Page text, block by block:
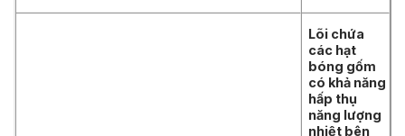
Lõi chứa
các hạt
bóng gốm
có khả năng
hấp thụ
năng lượng
nhiệt bên